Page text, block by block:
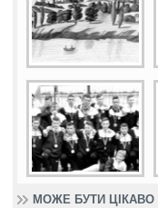
МОЖЕ БУТИ ЦІКАВО